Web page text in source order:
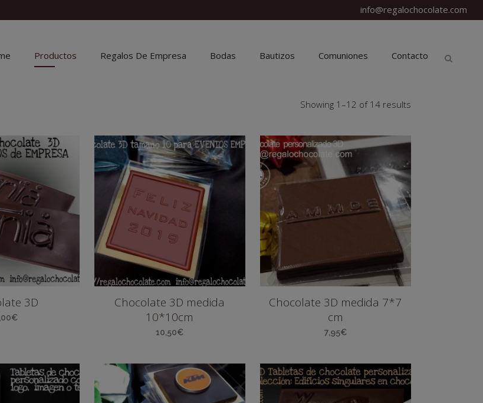
info@regalochocolate.com
Productos Regalos De Empresa Bodas Bautizos Comuniones Contacto
Showing 1–12 of 14 results
3D
€
Chocolate 3D medida
10*10cm
10,50€
Chocolate 3D medida 7*7
cm
7,95€